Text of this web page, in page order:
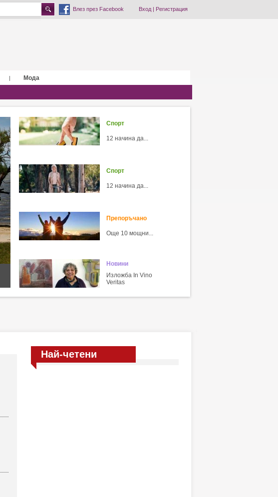
Влез през Facebook Вход| Регистрация
| Мода
Спорт
12 начина да...
Спорт
12 начина да...
Препоръчано
Още 10 мощни...
Новини
Изложба In Vino
Veritas
Най-четени